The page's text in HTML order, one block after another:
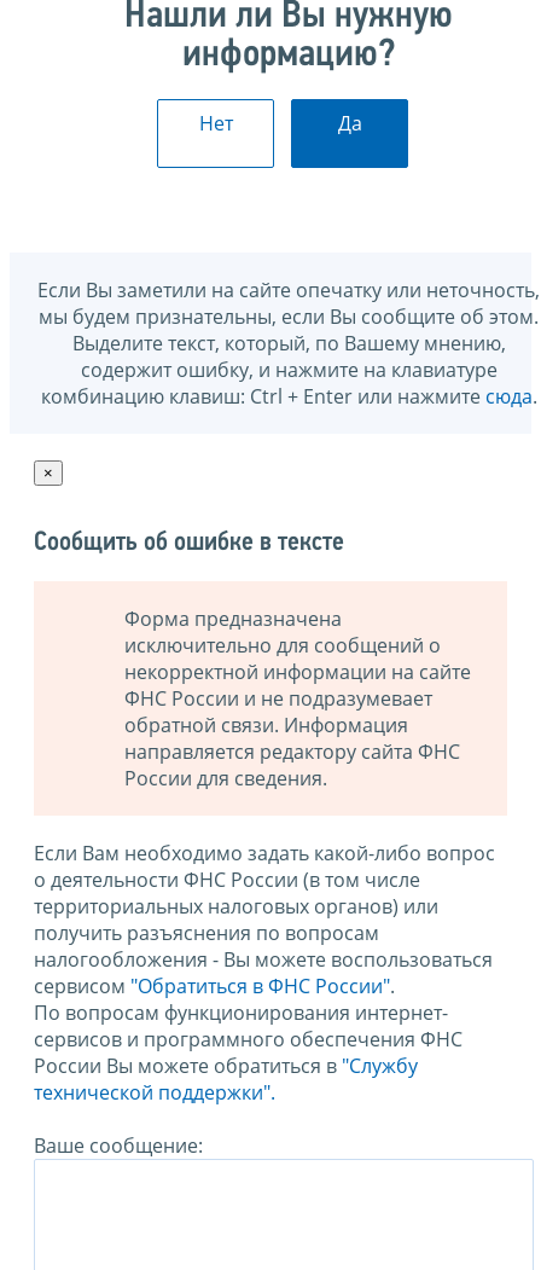
Нашли ли Вы нужную
информацию?
Нет Да
Если Вы заметили на сайте опечатку или неточность,
мы будем признательны, если Вы сообщите об этом.
Выделите текст, который, по Вашему мнению,
содержит ошибку, и нажмите на клавиатуре
комбинацию клавиш: Ctrl + Enter или нажмите сюда.
×
Сообщить об ошибке в тексте
Форма предназначена
исключительно для сообщений о
некорректной информации на сайте
ФНС России и не подразумевает
обратной связи. Информация
направляется редактору сайта ФНС
России для сведения.
Если Вам необходимо задать какой-либо вопрос
о деятельности ФНС России (в том числе
территориальных налоговых органов) или
получить разъяснения по вопросам
налогообложения - Вы можете воспользоваться
сервисом "Обратиться в ФНС России".
По вопросам функционирования интернет-
сервисов и программного обеспечения ФНС
России Вы можете обратиться в "Службу
технической поддержки".
Ваше сообщение: